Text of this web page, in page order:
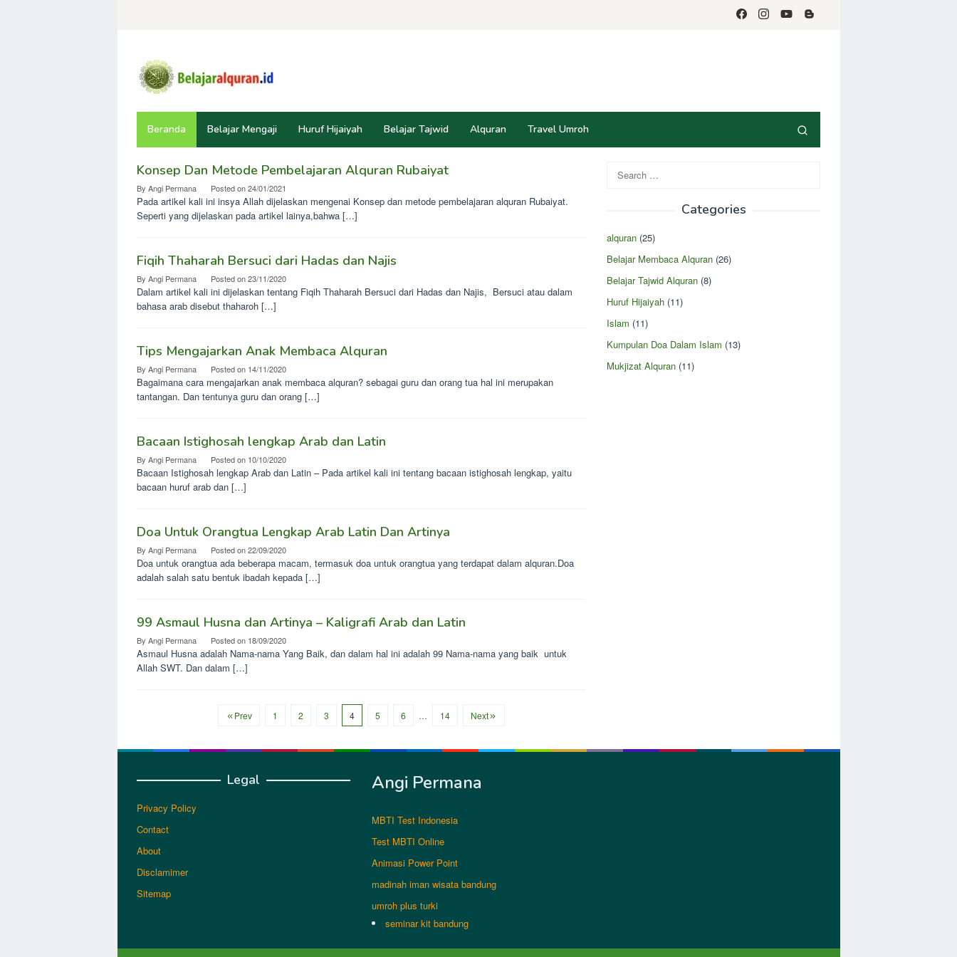
Beranda Belajar Mengaji Huruf Hijaiyah Belajar Tajwid Alquran Travel Umroh
Belajar
alquran
Konsep Dan Metode Pembelajaran Alquran Rubaiyat
By Angi Permana Posted on24/01/2021
Pada artikel kali ini insya Allah dijelaskan mengenai Konsep dan metode pembelajaran alquran Rubaiyat.
Seperti yang dijelaskan pada artikel lainya,bahwa […]
Fiqih Thaharah Bersuci dari Hadas dan Najis
By Angi Permana Posted on23/11/2020
Dalam artikel kali ini dijelaskan tentang Fiqih Thaharah Bersuci dari Hadas dan Najis, Bersuci atau dalam
bahasa arab disebut thaharoh […]
Tips Mengajarkan Anak Membaca Alquran
By Angi Permana Posted on 14/11/2020
Bagaimana cara mengajarkan anak membaca alquran? sebagai guru dan orang tua hal ini merupakan
tantangan. Dan tentunya guru dan orang […]
Bacaan Istighosah lengkap Arab dan Latin
By Angi Permana Posted on 10/10/2020
Bacaan Istighosah lengkap Arab dan Latin – Pada artikel kali ini tentang bacaan istighosah lengkap, yaitu
bacaan huruf arab dan […]
Doa Untuk Orangtua Lengkap Arab Latin Dan Artinya
By Angi Permana Posted on22/09/2020
Doa untuk orangtua ada beberapa macam, termasuk doa untuk orangtua yang terdapat dalam alquran.Doa
adalah salah satu bentuk ibadah kepada […]
99 Asmaul Husna dan Artinya – Kaligrafi Arab dan Latin
By Angi Permana Posted on 18/09/2020
Asmaul Husna adalah Nama-nama Yang Baik, dan dalam hal ini adalah 99 Nama-nama yang baik untuk
Allah SWT. Dan dalam […]
Prev 1 2 3 4 5 6 … 14 Next
Search
for:
Categories
alquran (25)
Belajar Membaca Alquran (26)
Belajar Tajwid Alquran (8)
Huruf Hijaiyah (11)
Islam (11)
Kumpulan Doa Dalam Islam (13)
Mukjizat Alquran (11)
Legal
Privacy Policy
Contact
About
Disclamimer
Sitemap
Angi Permana
MBTI Test Indonesia
Test MBTI Online
Animasi Power Point
madinah iman wisata bandung
umroh plus turki
seminar kit bandung